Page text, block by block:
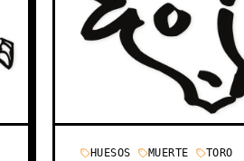
HUESOS MUERTE TORO